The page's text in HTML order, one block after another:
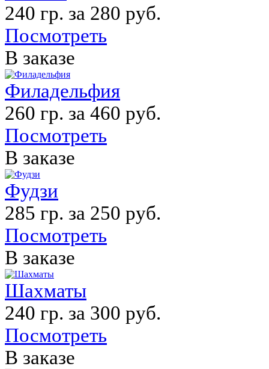
240 гр. за 280 руб.
Посмотреть
В заказе
Филадельфия
260 гр. за 460 руб.
Посмотреть
В заказе
Фудзи
285 гр. за 250 руб.
Посмотреть
В заказе
Шахматы
240 гр. за 300 руб.
Посмотреть
В заказе